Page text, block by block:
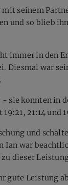
seinem
und so blieb
immer in den
Diesmal war
sie konnten in
21:14 und
und
war
dieser
gute Leistung